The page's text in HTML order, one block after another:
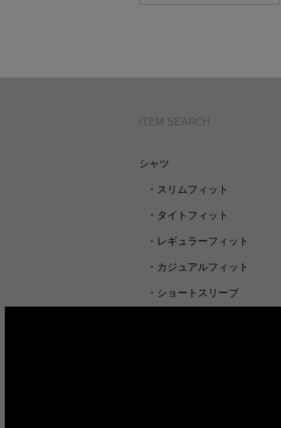
ITEM SEARCH
シャツ
・ スリムフィット
・ タイトフィット
・ レギュラーフィット
・ カジュアルフィット
・ ショートスリーブ